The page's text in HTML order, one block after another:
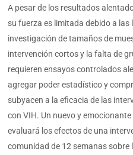
A pesar de los resultados
su fuerza es limitada debido a las
investigación de tamaños de
intervención cortos y la falta de
requieren ensayos controlados
agregar poder estadístico y
subyacen a la eficacia de las
con VIH. Un nuevo y
evaluará los efectos de una
comunidad de 12 semanas sobre